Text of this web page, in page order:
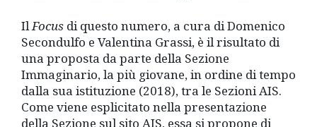
IlFocus di questo numero, a cura di Domenico
Secondulfo e Valentina Grassi, è il risultato di
una proposta da parte della Sezione
Immaginario, la più giovane, in ordine di tempo
dalla sua istituzione (2018), tra le Sezioni AIS.
Come viene esplicitato nella presentazione
della Sezione sul sito AIS, essa si propone di